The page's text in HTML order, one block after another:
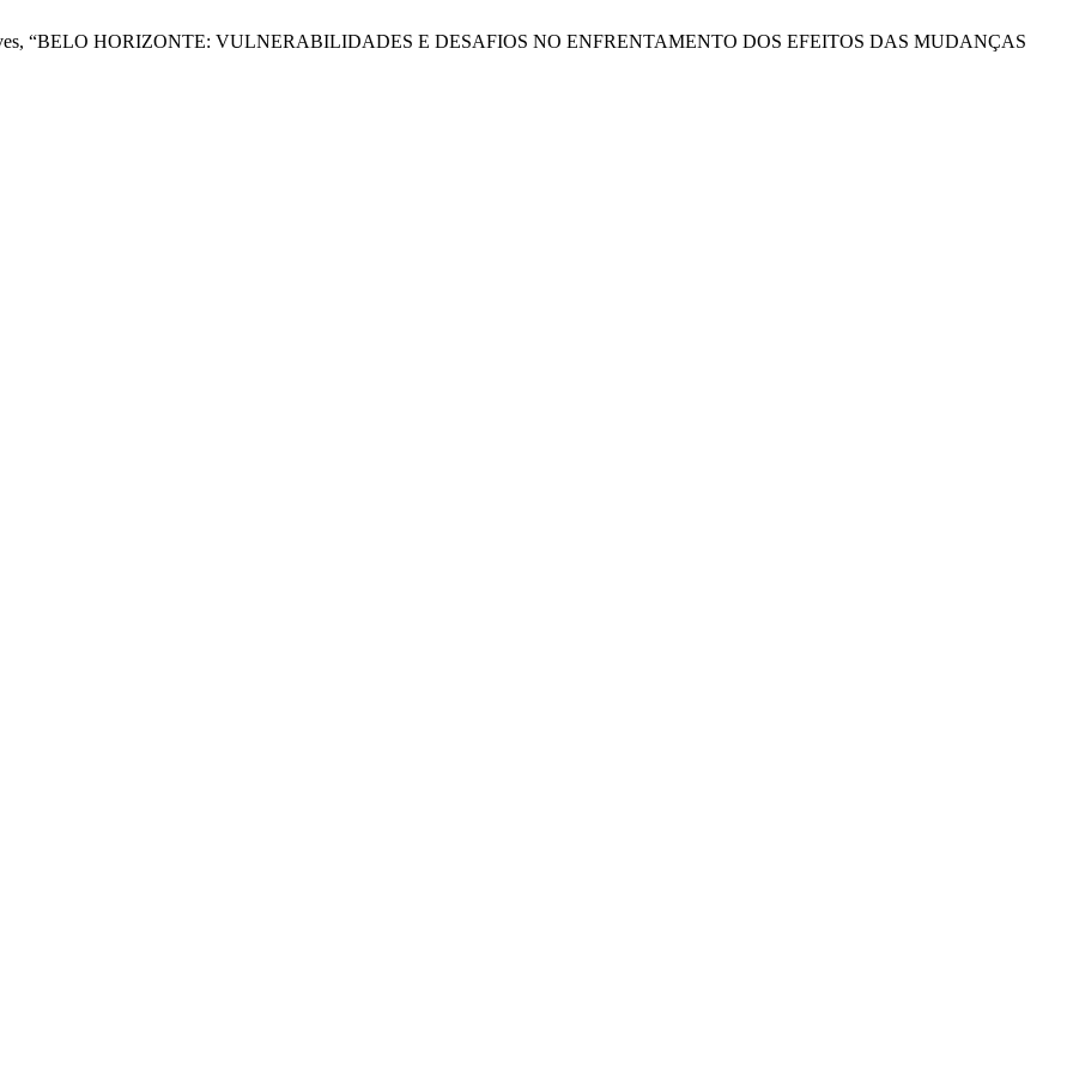
“BELO HORIZONTE: VULNERABILIDADES E DESAFIOS NO ENFRENTAMENTO DOS EFEITOS DAS MUDANÇAS